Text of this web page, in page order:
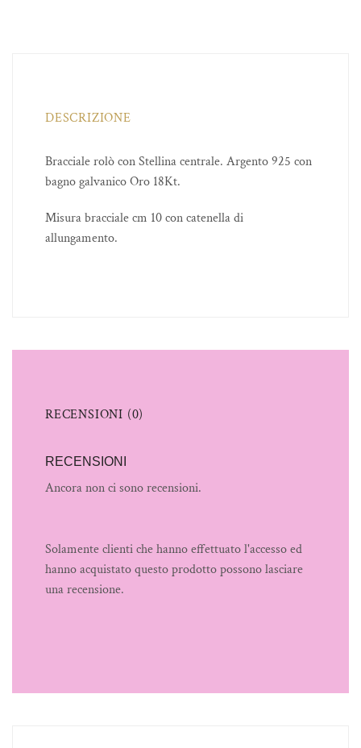
DESCRIZIONE
Bracciale rolò con Stellina centrale. Argento 925 con
bagno galvanico Oro 18Kt.
Misura bracciale cm 10 con catenella di
allungamento.
RECENSIONI (0)
RECENSIONI
Ancora non ci sono recensioni.
Solamente clienti che hanno effettuato l'accesso ed
hanno acquistato questo prodotto possono lasciare
una recensione.